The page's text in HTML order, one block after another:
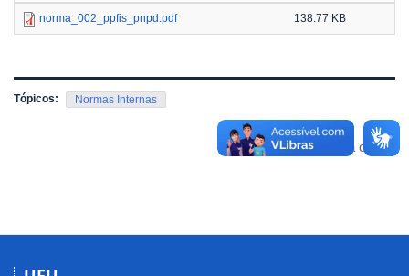
norma_002_ppfis_pnpd.pdf 138.77 KB
Tópicos: Normas Internas
Voltar para o topo